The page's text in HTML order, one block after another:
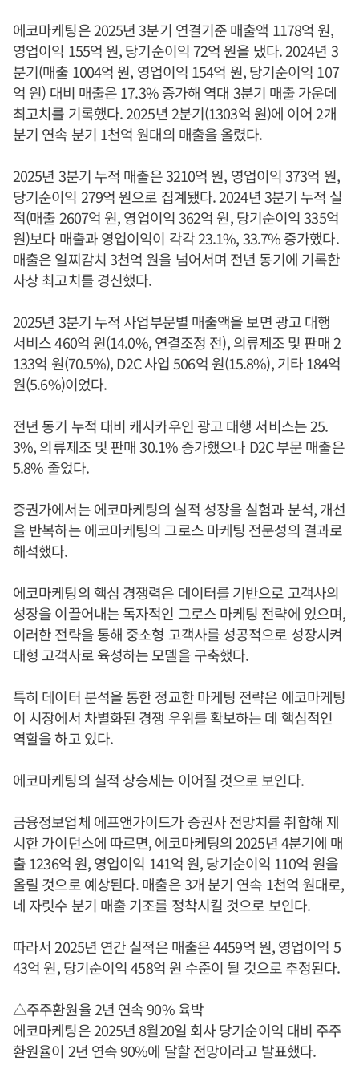
에코마케팅은 2025년 3분기 연결기준 매출액 1178억 원,
영업이익 155억 원, 당기순이익 72억 원을 냈다. 2024년 3
분기(매출 1004억 원, 영업이익 154억 원, 당기순이익 107
억 원) 대비 매출은 17.3% 증가해 역대 3분기 매출 가운데
최고치를 기록했다. 2025년 2분기(1303억 원)에 이어 2개
분기 연속 분기 1천억 원대의 매출을 올렸다.
2025년 3분기 누적 매출은 3210억 원, 영업이익 373억 원,
당기순이익 279억 원으로 집계됐다. 2024년 3분기 누적 실
적(매출 2607억 원, 영업이익 362억 원, 당기순이익 335억
원)보다 매출과 영업이익이 각각 23.1%, 33.7% 증가했다.
매출은 일찌감치 3천억 원을 넘어서며 전년 동기에 기록한
사상 최고치를 경신했다.
2025년 3분기 누적 사업부문별 매출액을 보면 광고 대행
서비스 460억 원(14.0%, 연결조정 전), 의류제조 및 판매 2
133억 원(70.5%), D2C 사업 506억 원(15.8%), 기타 184억
원(5.6%)이었다.
전년 동기 누적 대비 캐시카우인 광고 대행 서비스는 25.
3%, 의류제조 및 판매 30.1% 증가했으나 D2C 부문 매출은
5.8% 줄었다.
증권가에서는 에코마케팅의 실적 성장을 실험과 분석, 개선
을 반복하는 에코마케팅의 그로스 마케팅 전문성의 결과로
해석했다.
에코마케팅의 핵심 경쟁력은 데이터를 기반으로 고객사의
성장을 이끌어내는 독자적인 그로스 마케팅 전략에 있으며,
이러한 전략을 통해 중소형 고객사를 성공적으로 성장시켜
대형 고객사로 육성하는 모델을 구축했다.
특히 데이터 분석을 통한 정교한 마케팅 전략은 에코마케팅
이 시장에서 차별화된 경쟁 우위를 확보하는 데 핵심적인
역할을 하고 있다.
에코마케팅의 실적 상승세는 이어질 것으로 보인다.
금융정보업체 에프앤가이드가 증권사 전망치를 취합해 제
시한 가이던스에 따르면, 에코마케팅의 2025년 4분기에 매
출 1236억 원, 영업이익 141억 원, 당기순이익 110억 원을
올릴 것으로 예상된다. 매출은 3개 분기 연속 1천억 원대로,
네 자릿수 분기 매출 기조를 정착시킬 것으로 보인다.
따라서 2025년 연간 실적은 매출은 4459억 원, 영업이익 5
43억 원, 당기순이익 458억 원 수준이 될 것으로 추정된다.
△주주환원율 2년 연속 90% 육박
에코마케팅은 2025년 8월20일 회사 당기순이익 대비 주주
환원율이 2년 연속 90%에 달할 전망이라고 발표했다.